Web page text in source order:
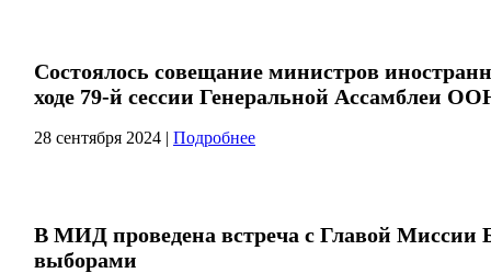
Состоялось совещание министров
ходе 79-й сессии Генеральной Ассамблеи
28 сентября 2024 | Подробнее
В МИД проведена встреча с Главой
выборами